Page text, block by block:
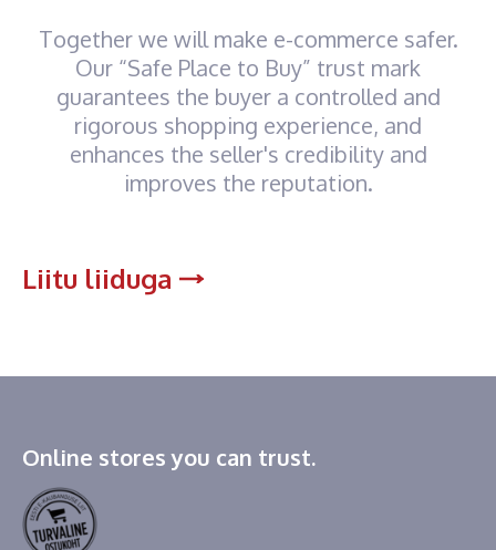
Together we will make e-commerce safer.
Our “Safe Place to Buy” trust mark
guarantees the buyer a controlled and
rigorous shopping experience, and
enhances the seller's credibility and
improves the reputation.
Liitu liiduga
Online stores you can trust.